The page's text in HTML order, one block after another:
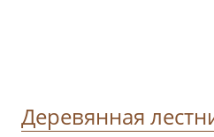
Деревянная